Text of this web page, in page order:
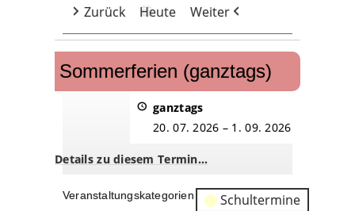
Zurück
Heute Weiter
Sommerferien
(ganztags)
Sommerferien (ganztags)
ganztags
20. 07. 2026 – 1. 09. 2026
Details zu diesem Termin…
Veranstaltungskategorien
Schultermine